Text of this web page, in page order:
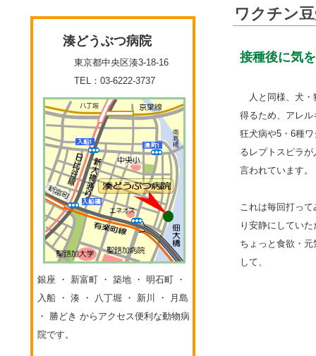
ワクチン
接種後に気
人と同様、犬・
得るため、アレ
狂犬病や5・6種
るレプトスピラ
言われています。
これは毎回打っ
り安静にしてい
ちょっと食欲・
して、
湊どうぶつ病院
東京都中央区湊3-18-16
TEL：03-6222-3737
銀座 ・ 新富町 ・ 築地 ・ 明石町 ・
入船 ・ 湊 ・ 八丁堀 ・ 新川 ・ 月島
・ 勝どき からアクセス便利な動物病
院です。